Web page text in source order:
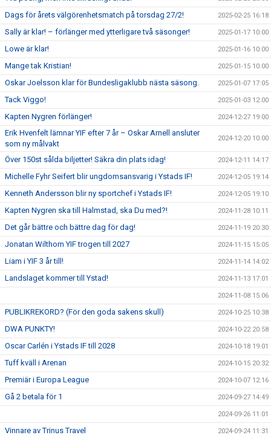
Dags för årets välgörenhetsmatch på torsdag 27/2! 2025-02-25 16:18
Sally är klar! – förlänger med ytterligare två säsonger! 2025-01-17 10:00
Lowe är klar! 2025-01-16 10:00
Mange tak Kristian! 2025-01-15 10:00
Oskar Joelsson klar för Bundesligaklubb nästa säsong. 2025-01-07 17:05
Tack Viggo! 2025-01-03 12:00
Kapten Nygren förlänger! 2024-12-27 19:00
Erik Hvenfelt lämnar YIF efter 7 år – Oskar Arnell ansluter
som ny målvakt
2024-12-20 10:00
Över 150st sålda biljetter! Säkra din plats idag! 2024-12-11 14:17
Michelle Fyhr Seifert blir ungdomsansvarig i Ystads IF! 2024-12-05 19:14
Kenneth Andersson blir ny sportchef i Ystads IF! 2024-12-05 19:10
Kapten Nygren ska till Halmstad, ska Du med?! 2024-11-28 10:11
Det går bättre och bättre dag för dag! 2024-11-19 20:30
Jonatan Wilthorn YIF trogen till 2027 2024-11-15 15:05
Liam i YIF 3 år till! 2024-11-14 14:02
Landslaget kommer till Ystad! 2024-11-13 17:01
2024-11-08 15:06
PUBLIKREKORD? (För den goda sakens skull) 2024-10-25 10:38
DWA PUNKTY! 2024-10-22 20:58
Oscar Carlén i Ystads IF till 2028 2024-10-18 19:01
Tuff kväll i Arenan 2024-10-15 20:32
Premiär i Europa League 2024-10-07 12:16
Gå 2 betala för 1 2024-09-27 14:49
2024-09-26 11:01
Vinnare av Trinus Travel 2024-09-24 11:31